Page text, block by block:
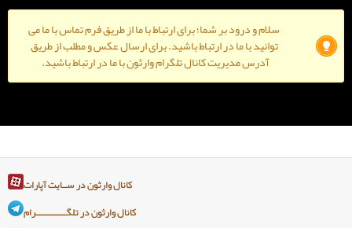
بر شما؛ برای ارتباط با ما از طریق فرم تماس با ما می
ما در ارتباط باشید. برای ارسال عکس و مطلب از طریق
کانال تلگرام وارثون با ما در ارتباط باشید.
کانال وارثون در ســایت آپارات
کانال وارثون در تلگـــــــــــــرام